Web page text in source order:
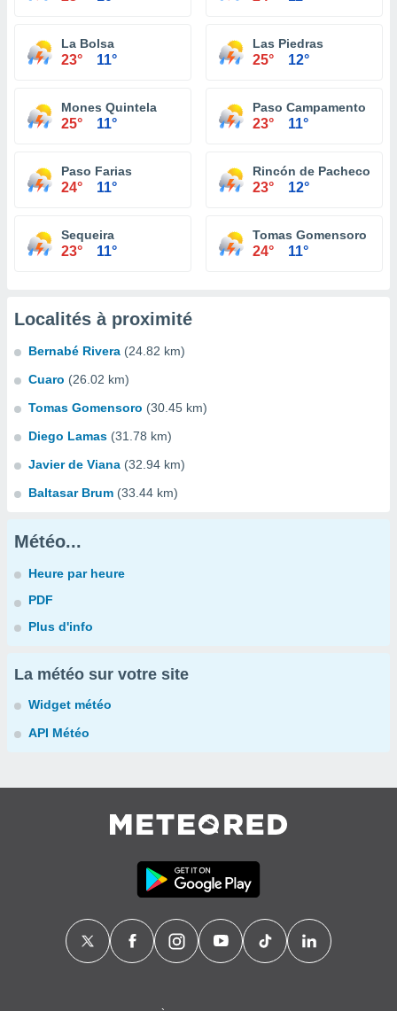
La Bolsa
23° 11°
Las Piedras
25° 12°
Mones Quintela
25° 11°
Paso Campamento
23° 11°
Paso Farias
24° 11°
Rincón de Pacheco
23° 12°
Sequeira
23° 11°
Tomas Gomensoro
24° 11°
Localités à proximité
Bernabé Rivera (24.82 km)
Cuaro (26.02 km)
Tomas Gomensoro (30.45 km)
Diego Lamas (31.78 km)
Javier de Viana (32.94 km)
Baltasar Brum (33.44 km)
Météo...
Heure par heure
PDF
Plus d'info
La météo sur votre site
Widget météo
API Météo